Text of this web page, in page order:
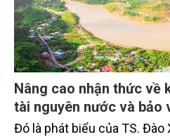
Nâng cao nhận thức về
tài nguyên nước và bảo
Đó là phát biểu của TS. Đào